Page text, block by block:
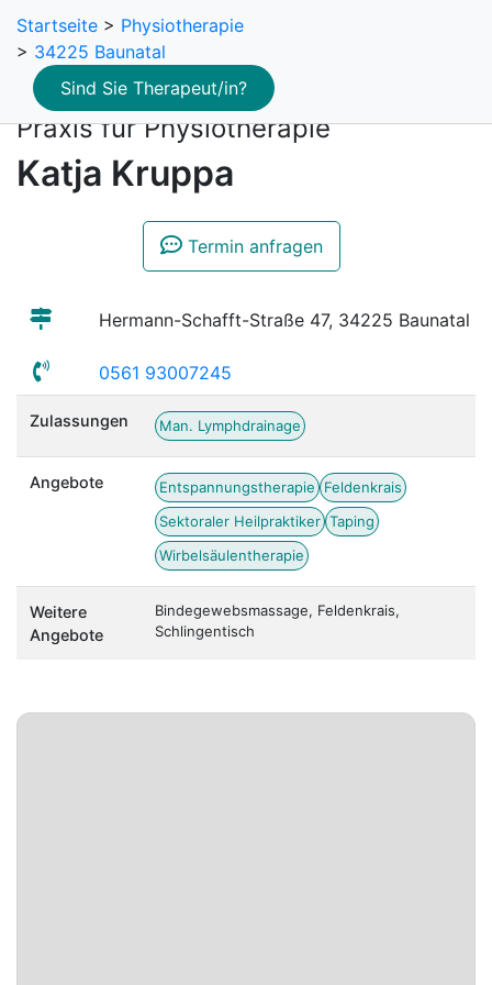
Startseite > Physiotherapie
> 34225 Baunatal
Sind Sie Therapeut/in?
Praxis für Physiotherapie
Katja Kruppa
Termin anfragen
Hermann-Schafft-Straße 47, 34225 Baunatal
0561 93007245
Zulassungen Man. Lymphdrainage
Angebote Entspannungstherapie
Feldenkrais
Sektoraler Heilpraktiker Taping
Wirbelsäulentherapie
Weitere
Angebote
Bindegewebsmassage, Feldenkrais,
Schlingentisch